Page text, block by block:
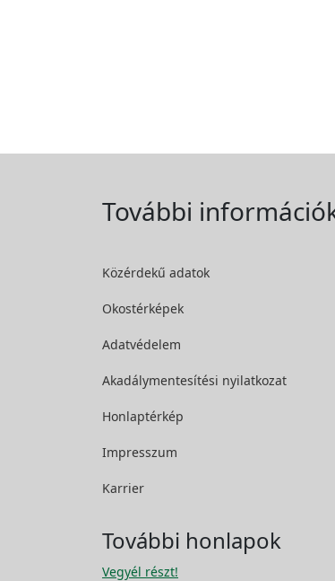
További
Közérdekű adatok
Okostérképek
Adatvédelem
Akadálymentesítési nyilatkozat
Honlaptérkép
Impresszum
Karrier
További honlapok
Vegyél részt!